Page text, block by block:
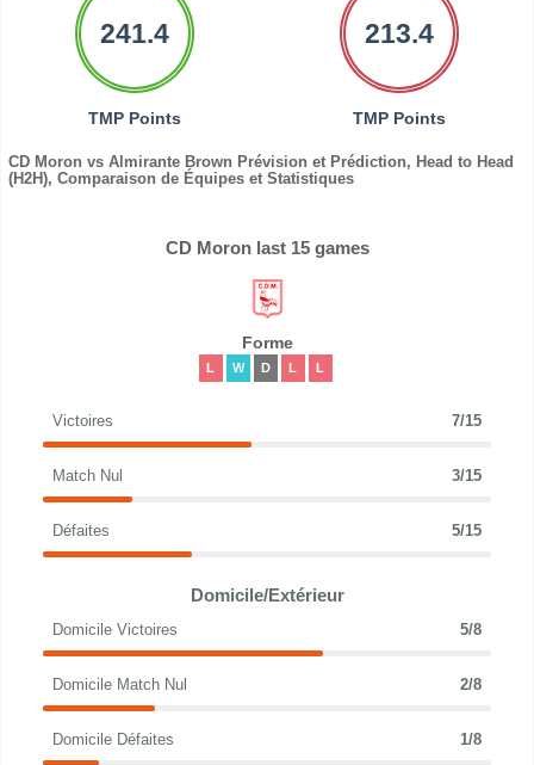
241.4
TMP Points
213.4
TMP Points
CD Moron vs Almirante Brown Prévision et Prédiction, Head to Head
(H2H), Comparaison de Équipes et Statistiques
CD Moron last 15 games
Forme
L W D L L
Victoires 7/15
Match Nul 3/15
Défaites 5/15
Domicile/Extérieur
Domicile Victoires 5/8
Domicile Match Nul 2/8
Domicile Défaites 1/8